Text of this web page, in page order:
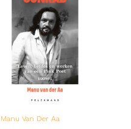
Manu Van Der Aa